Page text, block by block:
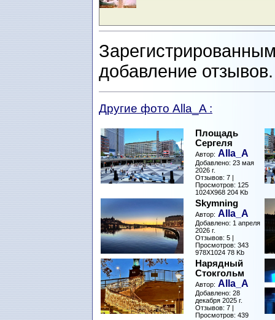
добавление
Другие фото Alla_A :
Площадь
Сергеля
Автор: Alla_A
Добавлено: 23 мая
2026 г.
Отзывов: 7 |
Просмотров: 125
1024X968 204 Kb
Skymning
Автор: Alla_A
Добавлено: 1 апреля
2026 г.
Отзывов: 5 |
Просмотров: 343
978X1024 78 Kb
Нарядный
Стокгольм
Автор: Alla_A
Добавлено: 28
декабря 2025 г.
Отзывов: 7 |
Просмотров: 439